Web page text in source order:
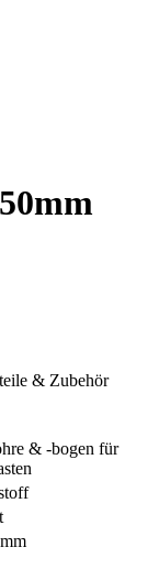
& Zubehör
& -bogen für